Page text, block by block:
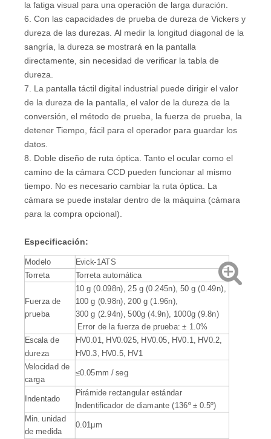
la fatiga visual para una operación de larga duración.
6. Con las capacidades de prueba de dureza de Vickers y
dureza de las durezas. Al medir la longitud diagonal de la
sangría, la dureza se mostrará en la pantalla
directamente, sin necesidad de verificar la tabla de
dureza.
7. La pantalla táctil digital industrial puede dirigir el valor
de la dureza de la pantalla, el valor de la dureza de la
conversión, el método de prueba, la fuerza de prueba, la
detener Tiempo, fácil para el operador para guardar los
datos.
8. Doble diseño de ruta óptica. Tanto el ocular como el
camino de la cámara CCD pueden funcionar al mismo
tiempo. No es necesario cambiar la ruta óptica. La
cámara se puede instalar dentro de la máquina (cámara
para la compra opcional).
Especificación:
Modelo Evick-1ATS
Torreta Torreta automática
Fuerza de
prueba
10 g (0.098n), 25 g (0.245n), 50 g (0.49n),
100 g (0.98n), 200 g (1.96n),
300 g (2.94n), 500g (4.9n), 1000g (9.8n)
Error de la fuerza de prueba: ± 1.0%
Escala de
dureza
HV0.01, HV0.025, HV0.05, HV0.1, HV0.2,
HV0.3, HV0.5, HV1
Velocidad de
carga
≤0.05mm / seg
Indentado
Pirámide rectangular estándar
Indentificador de diamante (136º ± 0.5º)
Min. unidad
de medida
0.01μm